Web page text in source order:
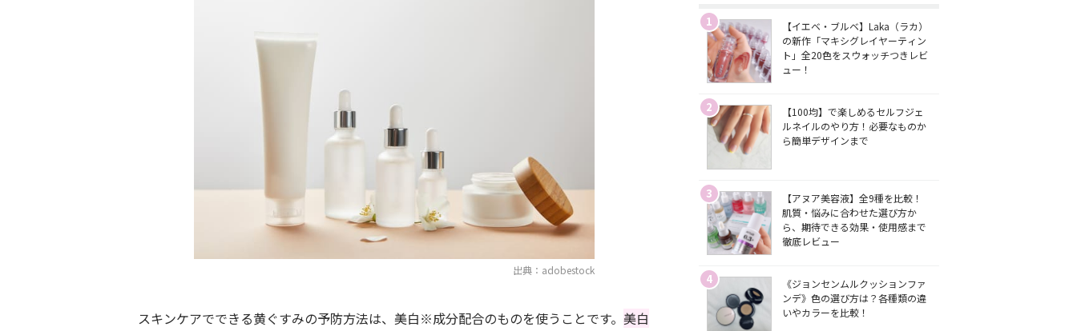
出典：adobestock
スキンケアでできる黄ぐすみの予防方法は、美白※成分配合のものを使うことです。 美白
1
【イエベ・ブルベ】Laka（ラカ）
の新作「マキシグレイヤーティン
ト」全20色をスウォッチつきレビ
ュー！
2
【100均】で楽しめるセルフジェ
ルネイルのやり方！必要なものか
ら簡単デザインまで
3
【アヌア美容液】全9種を比較！
肌質・悩みに合わせた選び方か
ら、期待できる効果・使用感まで
徹底レビュー
4
《ジョンセンムルクッションファ
ンデ》色の選び方は？各種類の違
いやカラーを比較！